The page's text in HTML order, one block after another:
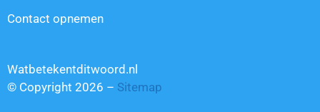
Contact opnemen
Watbetekentditwoord.nl
© Copyright 2026 – Sitemap